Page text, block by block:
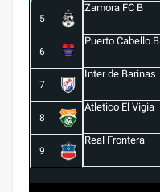
5
Zamora FC B
6
Puerto Cabello B
7
Inter de Barinas
8
Atletico El Vigia
9
Real Frontera